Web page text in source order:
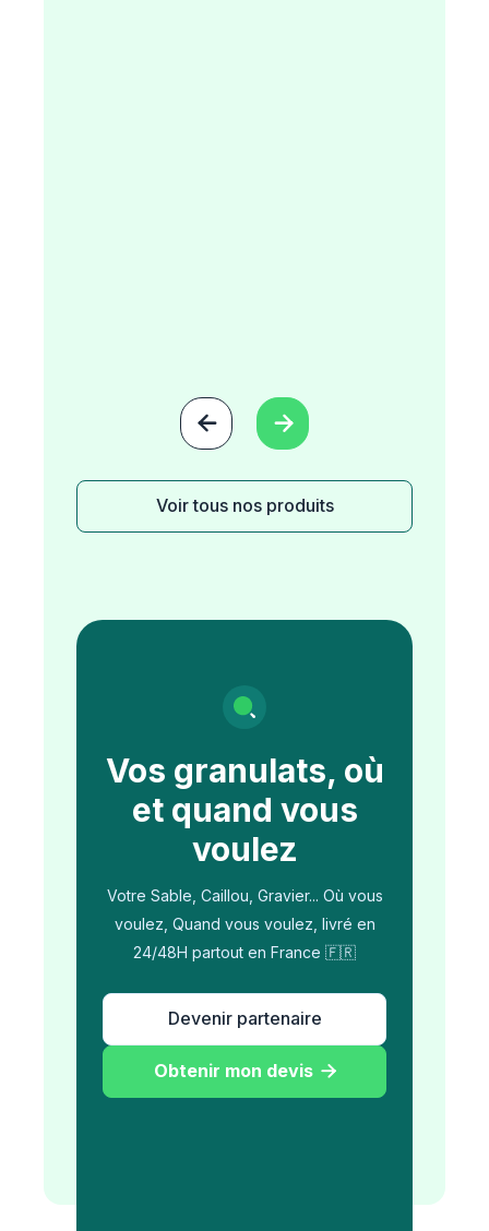
 
Voir tous nos produits
Vos granulats, où
et quand vous
voulez
Votre Sable, Caillou, Gravier... Où vous
voulez, Quand vous voulez, livré en
24/48H partout en France 🇫🇷
Devenir partenaire
Obtenir mon devis 